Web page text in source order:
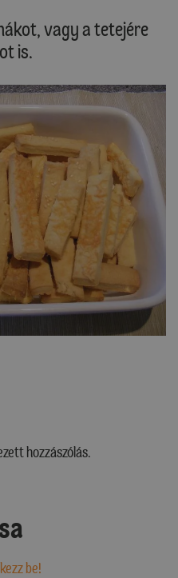
vagy a tetejére
is.
hozzászólás.
be!